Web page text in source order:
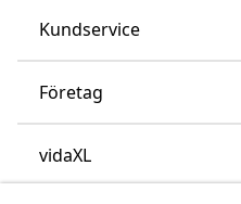
Kundservice
Företag
vidaXL